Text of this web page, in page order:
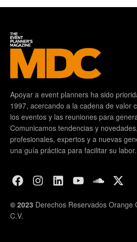
Apoyar a event planners ha sido
1997, acercando a la cadena de valor
los eventos y las reuniones para
Comunicamos tendencias y
profesionales, expertos y a nuevas
una guía práctica para facilitar su labor.
© 2023 Derechos Reservados Orange
C.V.